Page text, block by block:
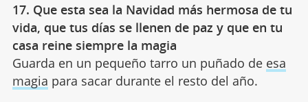
17. Que esta sea la Navidad más hermosa de tu
vida, que tus días se llenen de paz y que en tu
casa reine siempre la magia
Guarda en un pequeño tarro un puñado de esa
magia para sacar durante el resto del año.